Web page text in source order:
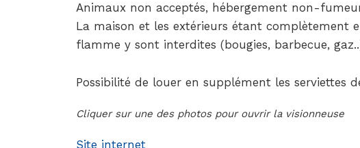
Animaux non acceptés, hébergement non-
La maison et les extérieurs étant complètement
flamme y sont interdites (bougies, barbecue,
Possibilité de louer en supplément les serviettes
Cliquer sur une des photos pour ouvrir la visionneuse
Site internet